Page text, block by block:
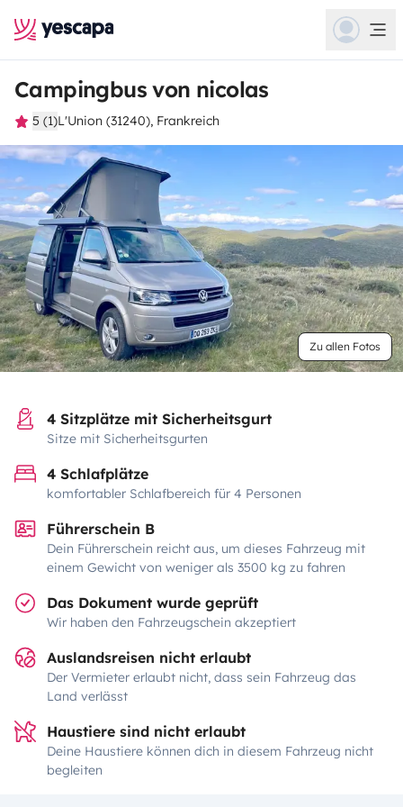
Campingbus von nicolas
5 (1)L'Union (31240), Frankreich
Zu allen Fotos
4 Sitzplätze mit Sicherheitsgurt
Sitze mit Sicherheitsgurten
4 Schlafplätze
komfortabler Schlafbereich für 4 Personen
Führerschein B
Dein Führerschein reicht aus, um dieses Fahrzeug mit
einem Gewicht von weniger als 3500 kg zu fahren
Das Dokument wurde geprüft
Wir haben den Fahrzeugschein akzeptiert
Auslandsreisen nicht erlaubt
Der Vermieter erlaubt nicht, dass sein Fahrzeug das
Land verlässt
Haustiere sind nicht erlaubt
Deine Haustiere können dich in diesem Fahrzeug nicht
begleiten